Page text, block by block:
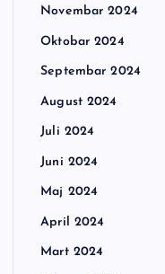
Novembar 2024
Oktobar 2024
Septembar 2024
August 2024
Juli 2024
Juni 2024
Maj 2024
April 2024
Mart 2024